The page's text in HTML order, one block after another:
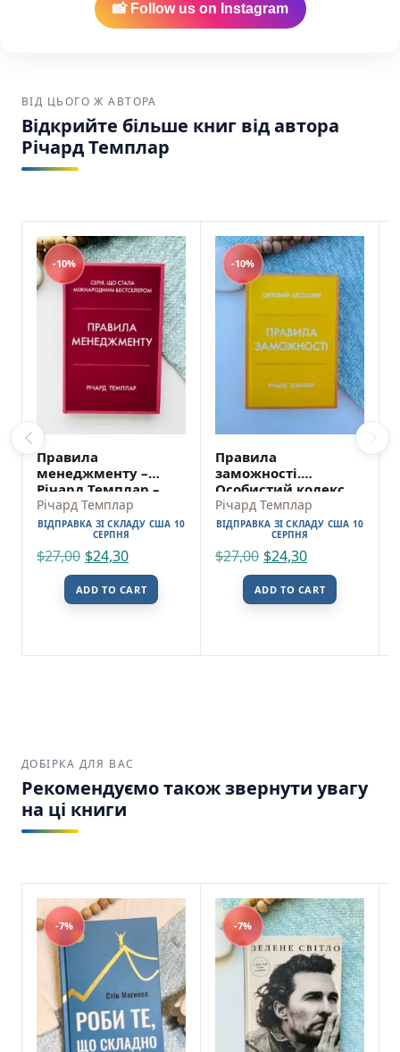
📸 Follow us on Instagram
ВІД ЦЬОГО Ж АВТОРА
Відкрийте більше книг від автора
Річард Темплар
-10%
Правила
менеджменту –
Річард Темплар –
Stone Publishing
Річард Темплар
ВІДПРАВКА ЗІ СКЛАДУ США 10
СЕРПНЯ
$27,00 $24,30
ADD TO CART
-10%
Правила
заможності.
Особистий кодекс
процвітання та
достатку – Річард
Темплар – Stone
Publishing
Річард Темплар
ВІДПРАВКА ЗІ СКЛАДУ США 10
СЕРПНЯ
$27,00 $24,30
ADD TO CART
ДОБІРКА ДЛЯ ВАС
Рекомендуємо також звернути увагу
на ці книги
-7% -7%